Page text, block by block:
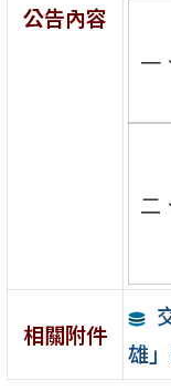
公告內容
一
二
相關附件
雄